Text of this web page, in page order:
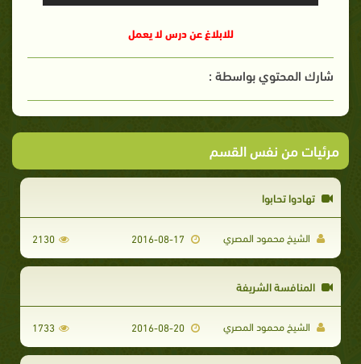
للابلاغ عن درس لا يعمل
شارك المحتوي بواسطة :
مرئيات من نفس القسم
تهادوا تحابوا
الشيخ محمود المصري 2130
المنافسة الشريفة
الشيخ محمود المصري 1733